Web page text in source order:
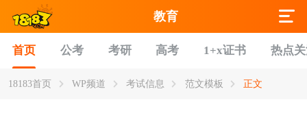
教育
首页 公考 考研 高考 1+x证书 热点
18183首页 WP频道 考试信息 范文模板 正文